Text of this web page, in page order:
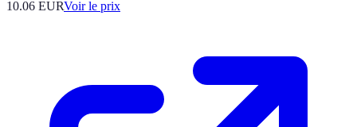
10.06 EURVoir le prix